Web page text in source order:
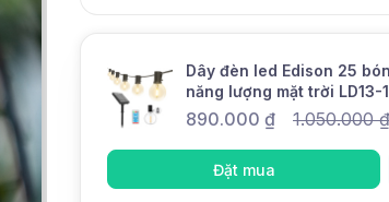
Dây đèn led Edison 25
năng lượng mặt trời LD13-
890.000 ₫ 1.050.000₫
Đặt mua